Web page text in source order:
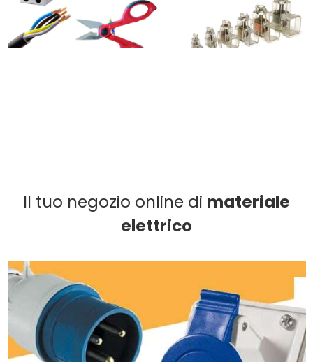
Il tuo negozio online di materiale
elettrico